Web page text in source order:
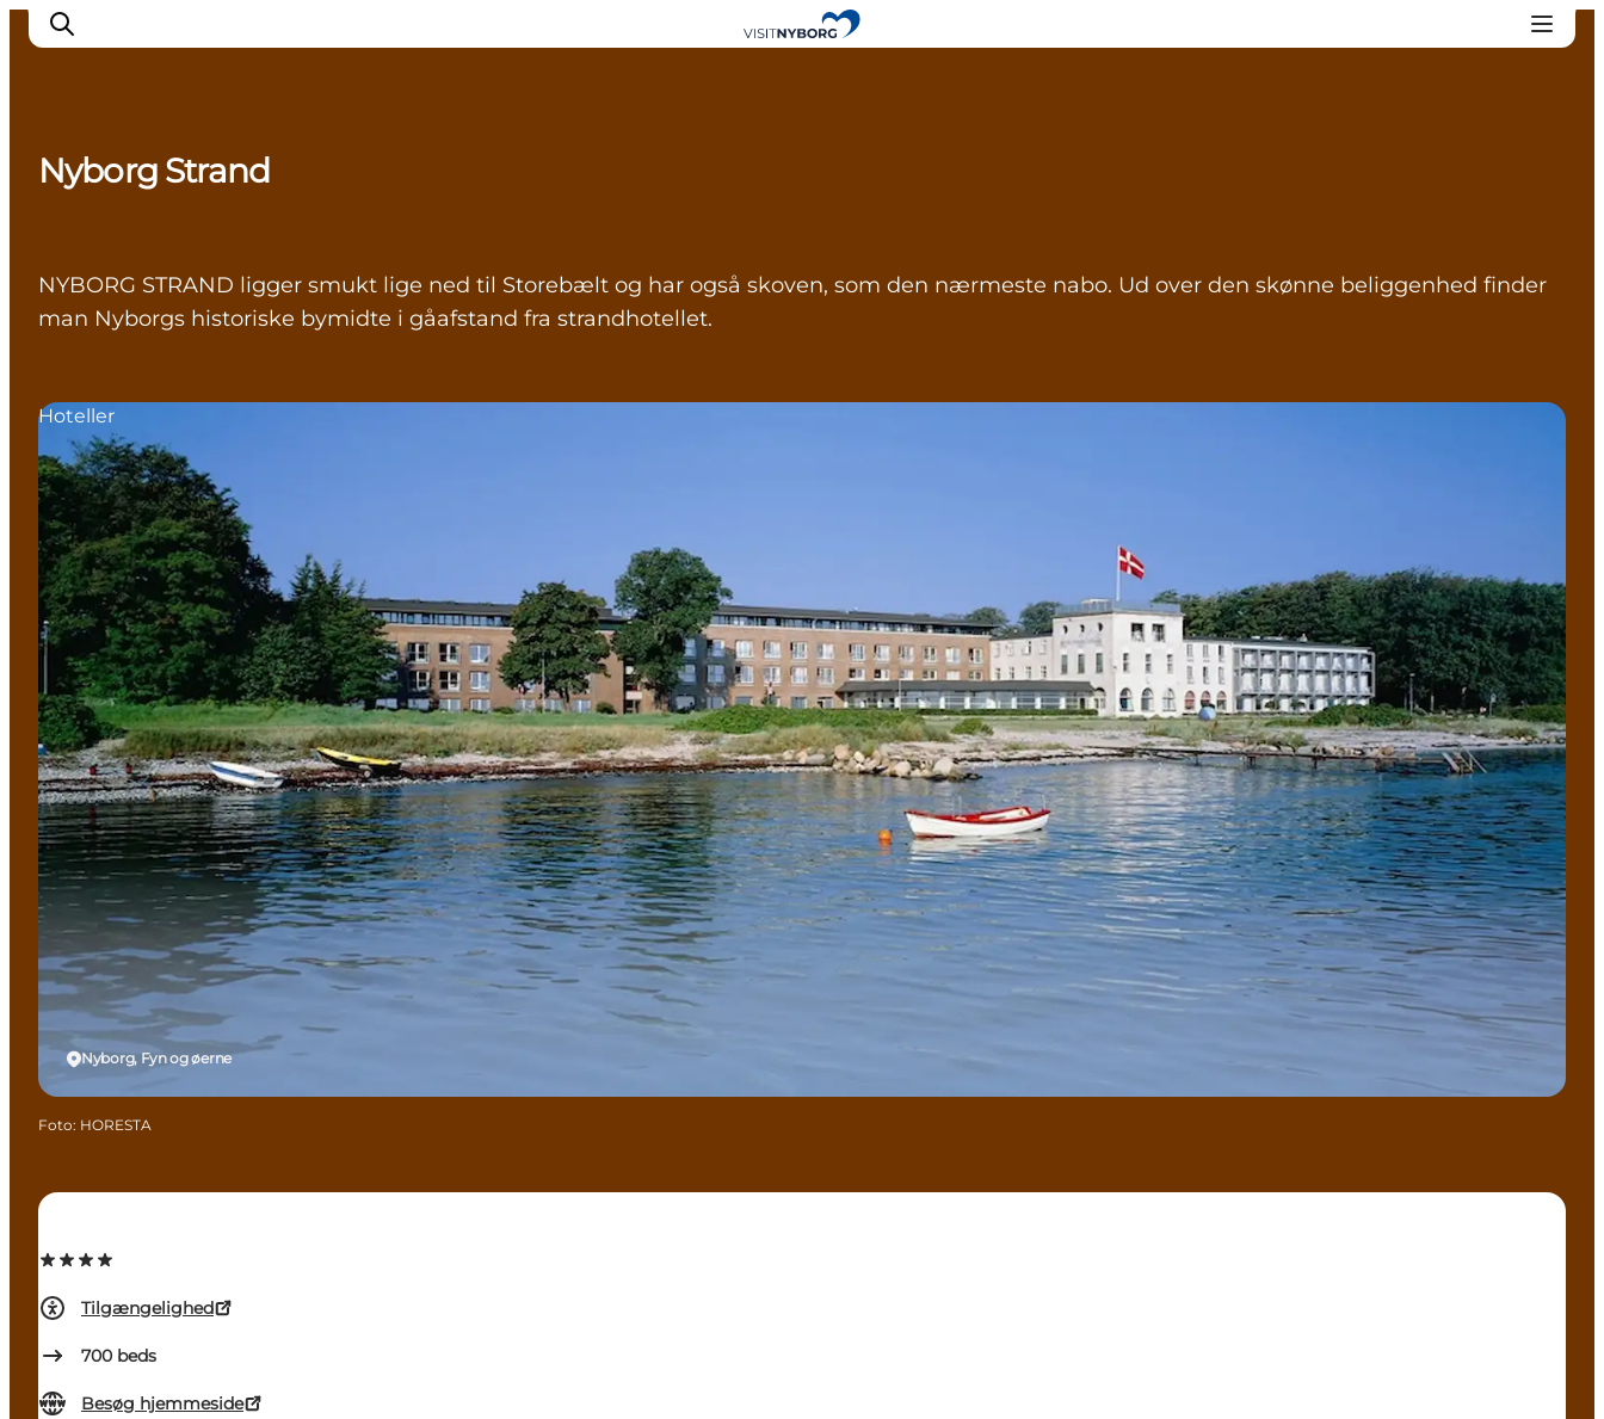
Det sker i Nyborg
Sprogø
Planlæg din tur
Nyborg Strand
NYBORG STRAND ligger smukt lige ned til Storebælt og har også skoven, som den nærmeste nabo. Ud over den skønne beliggenhed finder
man Nyborgs historiske bymidte i gåafstand fra strandhotellet.
Tilgængelighed
700 beds
Besøg hjemmeside
Nyborg, Fyn og øerne
Hoteller
Foto: HORESTA